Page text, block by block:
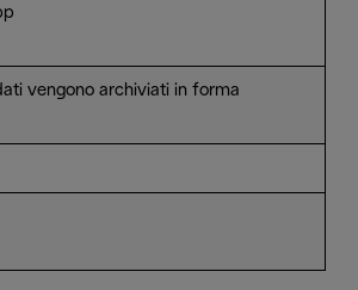
vengono archiviati in forma